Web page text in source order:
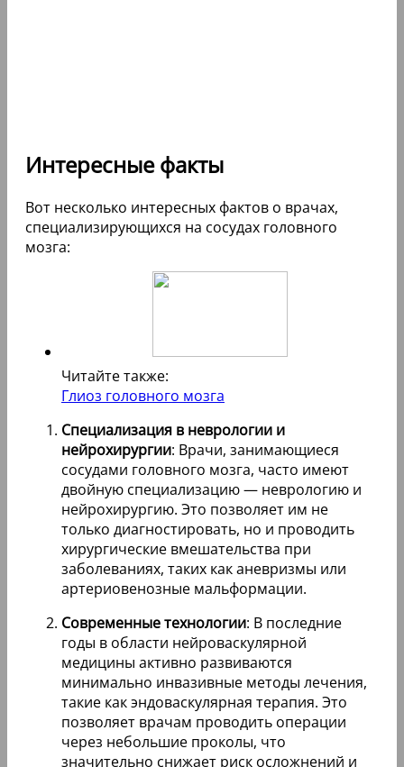
Интересные факты
Вот несколько интересных фактов о врачах,
специализирующихся на сосудах головного
мозга:
Читайте также:
Глиоз головного мозга
Специализация в неврологии и
нейрохирургии: Врачи, занимающиеся
сосудами головного мозга, часто имеют
двойную специализацию — неврологию и
нейрохирургию. Это позволяет им не
только диагностировать, но и проводить
хирургические вмешательства при
заболеваниях, таких как аневризмы или
артериовенозные мальформации.
Современные технологии: В последние
годы в области нейроваскулярной
медицины активно развиваются
минимально инвазивные методы лечения,
такие как эндоваскулярная терапия. Это
позволяет врачам проводить операции
через небольшие проколы, что
значительно снижает риск осложнений и